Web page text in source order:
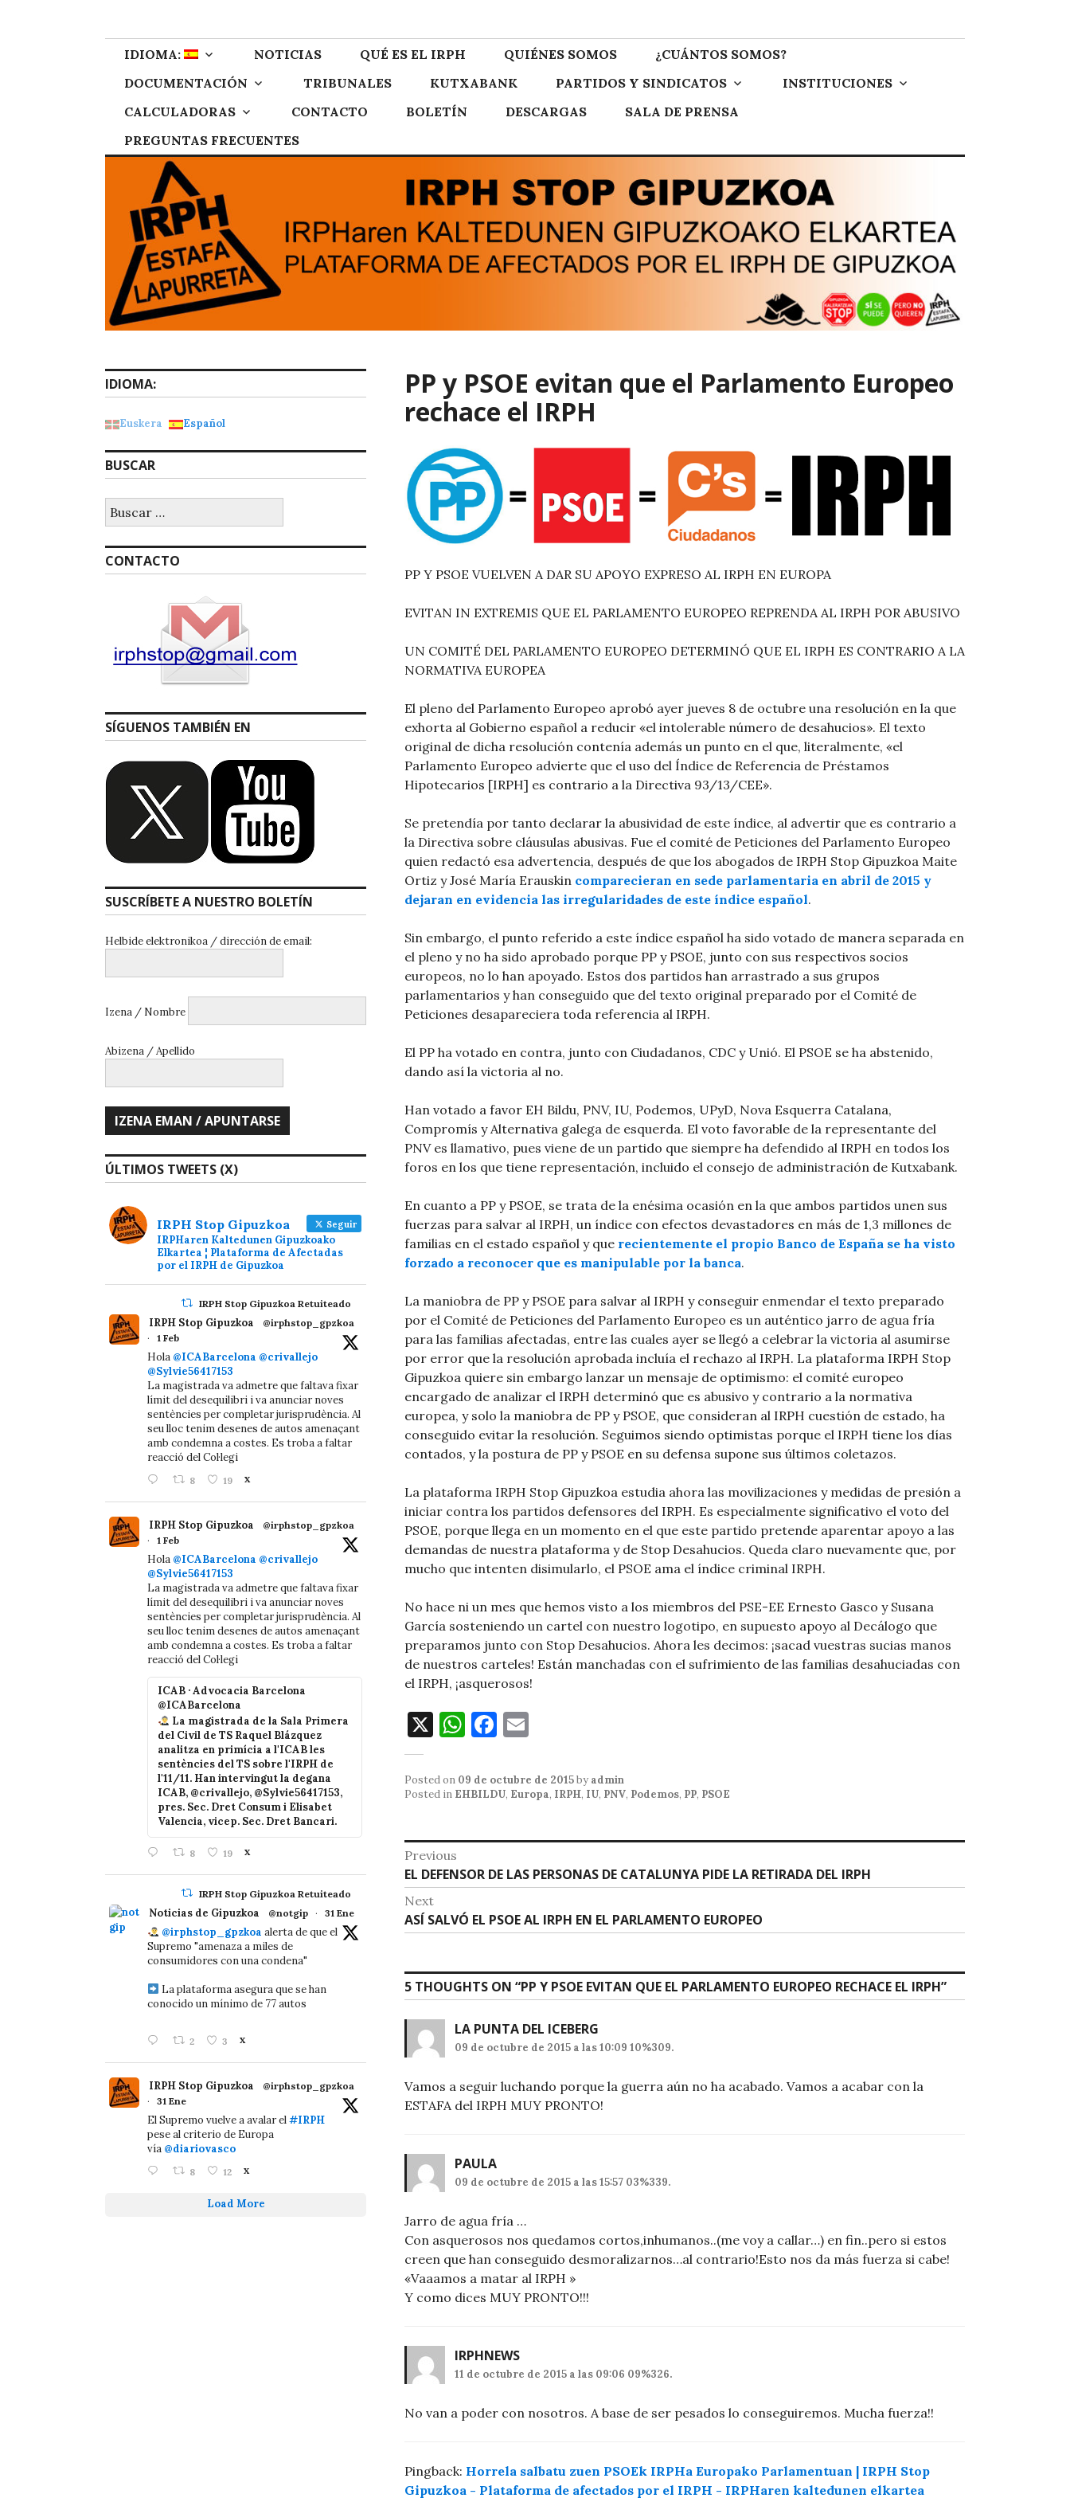
content
IRPH Stop Gipuzkoa
IDIOMA: NOTICIAS QUÉ ES EL IRPH QUIÉNES SOMOS
¿CUÁNTOS SOMOS?
DOCUMENTACIÓN
TRIBUNALES KUTXABANK PARTIDOS Y SINDICATOS
INSTITUCIONES
CALCULADORAS
CONTACTO BOLETÍN DESCARGAS
SALA DE PRENSA
PREGUNTAS FRECUENTES
PP y PSOE evitan que el Parlamento Europeo
rechace el IRPH
PP Y PSOE VUELVEN A DAR SU APOYO EXPRESO AL IRPH EN EUROPA
EVITAN IN EXTREMIS QUE EL PARLAMENTO EUROPEO REPRENDA AL IRPH POR ABUSIVO
UN COMITÉ DEL PARLAMENTO EUROPEO DETERMINÓ QUE EL IRPH ES CONTRARIO A LA
NORMATIVA EUROPEA
El pleno del Parlamento Europeo aprobó ayer jueves 8 de octubre una resolución en la que
exhorta al Gobierno español a reducir «el intolerable número de desahucios». El texto
original de dicha resolución contenía además un punto en el que, literalmente, «el
Parlamento Europeo advierte que el uso del Índice de Referencia de Préstamos
Hipotecarios [IRPH] es contrario a la Directiva 93/13/CEE».
Se pretendía por tanto declarar la abusividad de este índice, al advertir que es contrario a
la Directiva sobre cláusulas abusivas. Fue el comité de Peticiones del Parlamento Europeo
quien redactó esa advertencia, después de que los abogados de IRPH Stop Gipuzkoa Maite
Ortiz y José María Erauskin comparecieran en sede parlamentaria en abril de 2015 y
dejaran en evidencia las irregularidades de este índice español.
Sin embargo, el punto referido a este índice español ha sido votado de manera separada en
el pleno y no ha sido aprobado porque PP y PSOE, junto con sus respectivos socios
europeos, no lo han apoyado. Estos dos partidos han arrastrado a sus grupos
parlamentarios y han conseguido que del texto original preparado por el Comité de
Peticiones desapareciera toda referencia al IRPH.
El PP ha votado en contra, junto con Ciudadanos, CDC y Unió. El PSOE se ha abstenido,
dando así la victoria al no.
Han votado a favor EH Bildu, PNV, IU, Podemos, UPyD, Nova Esquerra Catalana,
Compromís y Alternativa galega de esquerda. El voto favorable de la representante del
PNV es llamativo, pues viene de un partido que siempre ha defendido al IRPH en todos los
foros en los que tiene representación, incluido el consejo de administración de Kutxabank.
En cuanto a PP y PSOE, se trata de la enésima ocasión en la que ambos partidos unen sus
fuerzas para salvar al IRPH, un índice con efectos devastadores en más de 1,3 millones de
familias en el estado español y que recientemente el propio Banco de España se ha visto
forzado a reconocer que es manipulable por la banca.
La maniobra de PP y PSOE para salvar al IRPH y conseguir enmendar el texto preparado
por el Comité de Peticiones del Parlamento Europeo es un auténtico jarro de agua fría
para las familias afectadas, entre las cuales ayer se llegó a celebrar la victoria al asumirse
por error que la resolución aprobada incluía el rechazo al IRPH. La plataforma IRPH Stop
Gipuzkoa quiere sin embargo lanzar un mensaje de optimismo: el comité europeo
encargado de analizar el IRPH determinó que es abusivo y contrario a la normativa
europea, y solo la maniobra de PP y PSOE, que consideran al IRPH cuestión de estado, ha
conseguido evitar la resolución. Seguimos siendo optimistas porque el IRPH tiene los días
contados, y la postura de PP y PSOE en su defensa supone sus últimos coletazos.
La plataforma IRPH Stop Gipuzkoa estudia ahora las movilizaciones y medidas de presión a
iniciar contra los partidos defensores del IRPH. Es especialmente significativo el voto del
PSOE, porque llega en un momento en el que este partido pretende aparentar apoyo a las
demandas de nuestra plataforma y de Stop Desahucios. Queda claro nuevamente que, por
mucho que intenten disimularlo, el PSOE ama el índice criminal IRPH.
No hace ni un mes que hemos visto a los miembros del PSE-EE Ernesto Gasco y Susana
García sosteniendo un cartel con nuestro logotipo, en supuesto apoyo al Decálogo que
preparamos junto con Stop Desahucios. Ahora les decimos: ¡sacad vuestras sucias manos
de nuestros carteles! Están manchadas con el sufrimiento de las familias desahuciadas con
el IRPH, ¡asquerosos!
X W
at
s
p
p
F
c
e
o
o
ai
l
Posted on 09 de octubre de 2015by admin
Posted in EHBILDU, Europa, IRPH, IU, PNV, Podemos, PP, PSOE
Navegación
de
entradas
Previous
Previous
post:
EL DEFENSOR DE LAS PERSONAS DE CATALUNYA PIDE LA RETIRADA DEL IRPH
Next
Next
post:
ASÍ SALVÓ EL PSOE AL IRPH EN EL PARLAMENTO EUROPEO
5 THOUGHTS ON “PP Y PSOE EVITAN QUE EL PARLAMENTO EUROPEO RECHACE EL IRPH”
LA PUNTA DEL ICEBERG
09 de octubre de 2015 a las 10:09 10%309.
Vamos a seguir luchando porque la guerra aún no ha acabado. Vamos a acabar con la
ESTAFA del IRPH MUY PRONTO!
PAULA
09 de octubre de 2015 a las 15:57 03%339.
Jarro de agua fría …
Con asquerosos nos quedamos cortos,inhumanos..(me voy a callar…) en fin..pero si estos
creen que han conseguido desmoralizarnos…al contrario!Esto nos da más fuerza si cabe!
«Vaaamos a matar al IRPH »
Y como dices MUY PRONTO!!!
IRPHNEWS
11 de octubre de 2015 a las 09:06 09%326.
No van a poder con nosotros. A base de ser pesados lo conseguiremos. Mucha fuerza!!
Pingback: Horrela salbatu zuen PSOEk IRPHa Europako Parlamentuan | IRPH Stop
Gipuzkoa - Plataforma de afectados por el IRPH - IRPHaren kaltedunen elkartea
IDIOMA:
Euskera Español
BUSCAR
CONTACTO
SÍGUENOS TAMBIÉN EN
SUSCRÍBETE A NUESTRO BOLETÍN
Helbide elektronikoa / dirección de email:
Izena / Nombre
Abizena / Apellido
ÚLTIMOS TWEETS (X)
IRPH Stop Gipuzkoa Seguir
IRPHaren Kaltedunen Gipuzkoako
Elkartea ¦ Plataforma de Afectadas
por el IRPH de Gipuzkoa
IRPH Stop Gipuzkoa Retuiteado
IRPH Stop Gipuzkoa
@irphstop_gpzkoa
·
1 Feb
Hola @ICABarcelona @crivallejo
@Sylvie56417153
La magistrada va admetre que faltava fixar
límit del desequilibri i va anunciar noves
sentències per completar jurisprudència. Al
seu lloc tenim desenes de autos amenaçant
amb condemna a costes. Es troba a faltar
reacció del Col·legi
8 19 X
IRPH Stop Gipuzkoa
@irphstop_gpzkoa
·
1 Feb
Hola @ICABarcelona @crivallejo
@Sylvie56417153
La magistrada va admetre que faltava fixar
límit del desequilibri i va anunciar noves
sentències per completar jurisprudència. Al
seu lloc tenim desenes de autos amenaçant
amb condemna a costes. Es troba a faltar
reacció del Col·legi
ICAB · Advocacia Barcelona
@ICABarcelona
La magistrada de la Sala Primera
del Civil de TS Raquel Blázquez
analitza en primícia a l'ICAB les
sentències del TS sobre l'IRPH de
l'11/11. Han intervingut la degana
ICAB, @crivallejo, @Sylvie56417153,
pres. Sec. Dret Consum i Elisabet
Valencia, vicep. Sec. Dret Bancari.
8 19 X
IRPH Stop Gipuzkoa Retuiteado
Noticias de Gipuzkoa @notgip · 31 Ene
@irphstop_gpzkoa alerta de que el
Supremo "amenaza a miles de
consumidores con una condena"
La plataforma asegura que se han
conocido un mínimo de 77 autos
2 3 X
IRPH Stop Gipuzkoa
@irphstop_gpzkoa
·
31 Ene
El Supremo vuelve a avalar el#IRPH
pese al criterio de Europa
vía @diariovasco
8 12 X
Load More